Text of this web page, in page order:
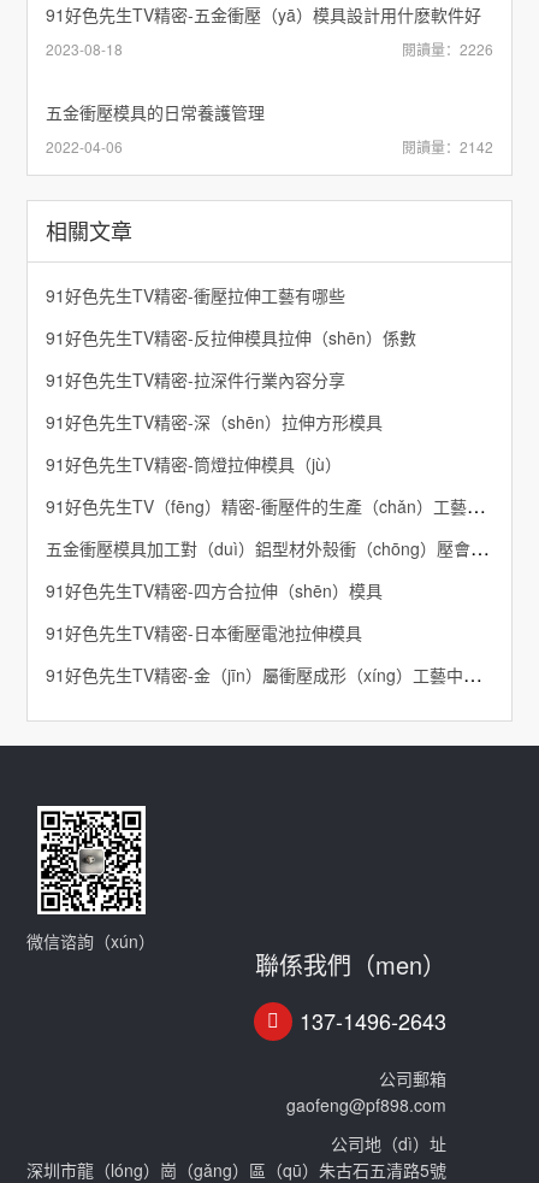
91好色先生TV精密-五金衝壓（yā）模具設計用什麽軟件好
2023-08-18 閱讀量：2226
五金衝壓模具的日常養護管理
2022-04-06 閱讀量：2142
相關文章
91好色先生TV精密-衝壓拉伸工藝有哪些
91好色先生TV精密-反拉伸模具拉伸（shēn）係數
91好色先生TV精密-拉深件行業內容分享
91好色先生TV精密-深（shēn）拉伸方形模具
91好色先生TV精密-筒燈拉伸模具（jù）
91好色先生TV（fēng）精密-衝壓件的生產（chǎn）工藝（yì）流（liú）程
五金衝壓模具加工對（duì）鋁型材外殼衝（chōng）壓會產生哪些影響（xiǎng）-91好色先生TV精密
91好色先生TV精密-四方合拉伸（shēn）模具
91好色先生TV精密-日本衝壓電池拉伸模具
91好色先生TV精密-金（jīn）屬衝壓成形（xíng）工藝中的熱變（biàn）形問題研究
微信谘詢（xún）
聯係我們（men）
137-1496-2643
公司郵箱
gaofeng@pf898.com
公司地（dì）址
深圳市龍（lóng）崗（gǎng）區（qū）朱古石五清路5號